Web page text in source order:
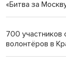
«Битва за
700 участников
волонтёров в